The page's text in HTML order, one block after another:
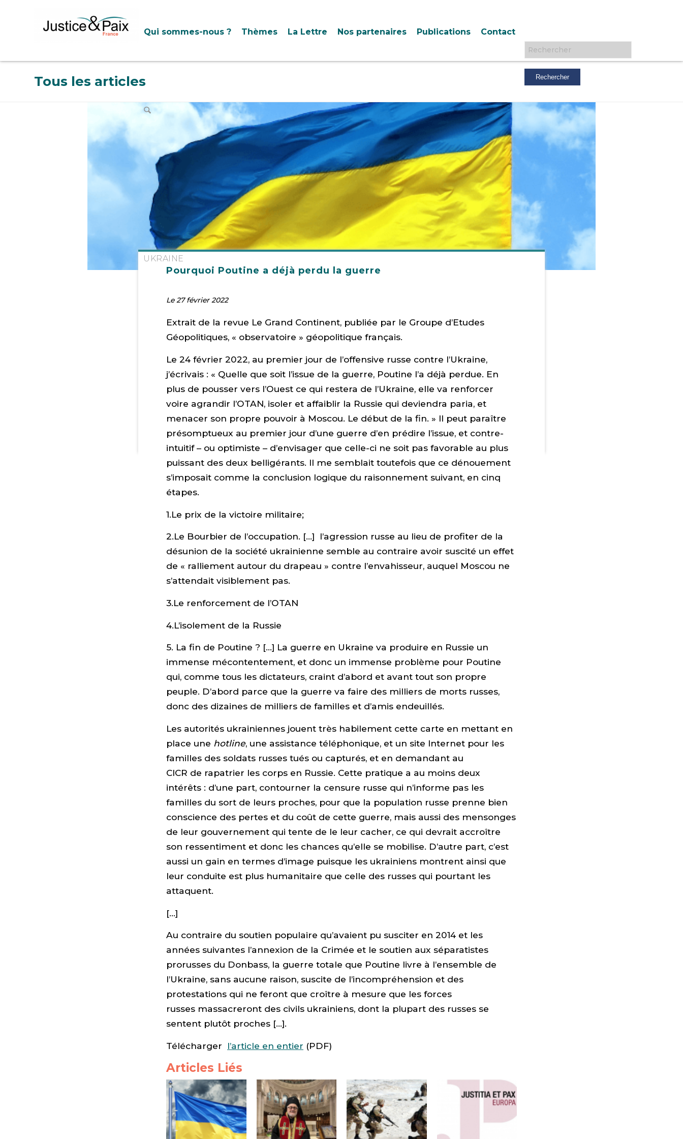
Qui sommes-nous ? Thèmes La Lettre Nos partenaires Publications Contact
Rechercher :
Tous les articles
Pourquoi Poutine a déjà perdu la guerre
UKRAINE
Le 27 février 2022
Extrait de la revue Le Grand Continent, publiée par le Groupe d’Etudes
Géopolitiques, « observatoire » géopolitique français.
Le 24 février 2022, au premier jour de l’offensive russe contre l’Ukraine,
j’écrivais : « Quelle que soit l’issue de la guerre, Poutine l’a déjà perdue. En
plus de pousser vers l’Ouest ce qui restera de l’Ukraine, elle va renforcer
voire agrandir l’OTAN, isoler et affaiblir la Russie qui deviendra paria, et
menacer son propre pouvoir à Moscou. Le début de la fin. » Il peut paraître
présomptueux au premier jour d’une guerre d’en prédire l’issue, et contre-
intuitif – ou optimiste – d’envisager que celle-ci ne soit pas favorable au plus
puissant des deux belligérants. Il me semblait toutefois que ce dénouement
s’imposait comme la conclusion logique du raisonnement suivant, en cinq
étapes.
1.Le prix de la victoire militaire;
2.Le Bourbier de l’occupation. […] l’agression russe au lieu de profiter de la
désunion de la société ukrainienne semble au contraire avoir suscité un effet
de « ralliement autour du drapeau » contre l’envahisseur, auquel Moscou ne
s’attendait visiblement pas.
3.Le renforcement de l’OTAN
4.L’isolement de la Russie
5. La fin de Poutine ? […] La guerre en Ukraine va produire en Russie un
immense mécontentement, et donc un immense problème pour Poutine
qui, comme tous les dictateurs, craint d’abord et avant tout son propre
peuple. D’abord parce que la guerre va faire des milliers de morts russes,
donc des dizaines de milliers de familles et d’amis endeuillés.
Les autorités ukrainiennes jouent très habilement cette carte en mettant en
place une hotline, une assistance téléphonique, et un site Internet pour les
familles des soldats russes tués ou capturés, et en demandant au
CICR de rapatrier les corps en Russie. Cette pratique a au moins deux
intérêts : d’une part, contourner la censure russe qui n’informe pas les
familles du sort de leurs proches, pour que la population russe prenne bien
conscience des pertes et du coût de cette guerre, mais aussi des mensonges
de leur gouvernement qui tente de le leur cacher, ce qui devrait accroître
son ressentiment et donc les chances qu’elle se mobilise. D’autre part, c’est
aussi un gain en termes d’image puisque les ukrainiens montrent ainsi que
leur conduite est plus humanitaire que celle des russes qui pourtant les
attaquent.
[…]
Au contraire du soutien populaire qu’avaient pu susciter en 2014 et les
années suivantes l’annexion de la Crimée et le soutien aux séparatistes
prorusses du Donbass, la guerre totale que Poutine livre à l’ensemble de
l’Ukraine, sans aucune raison, suscite de l’incompréhension et des
protestations qui ne feront que croître à mesure que les forces
russes massacreront des civils ukrainiens, dont la plupart des russes se
sentent plutôt proches […].
Télécharger l’article en entier (PDF)
Articles Liés